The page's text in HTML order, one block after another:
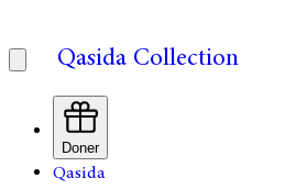
Qasida Collection
Doner
Qasida